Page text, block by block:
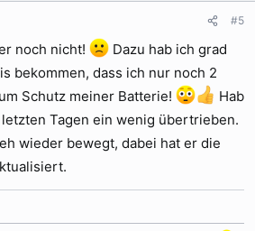
#5
noch nicht!
Dazu hab ich grad
bekommen, dass ich nur noch 2
Schutz meiner Batterie!
Hab
Tagen ein wenig übertrieben.
wieder bewegt, dabei hat er die